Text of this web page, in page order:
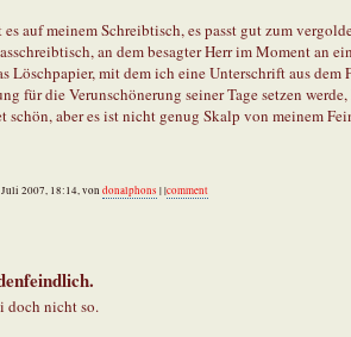
es auf meinem Schreibtisch, es passt gut zum
an dem besagter Herr im Moment an
Löschpapier, mit dem ich eine Unterschrift aus
für die Verunschönerung seiner Tage setzen
schön, aber es ist nicht genug Skalp von meinem
Juli 2007, 18:14, von donalphons | |comment
doch nicht so.